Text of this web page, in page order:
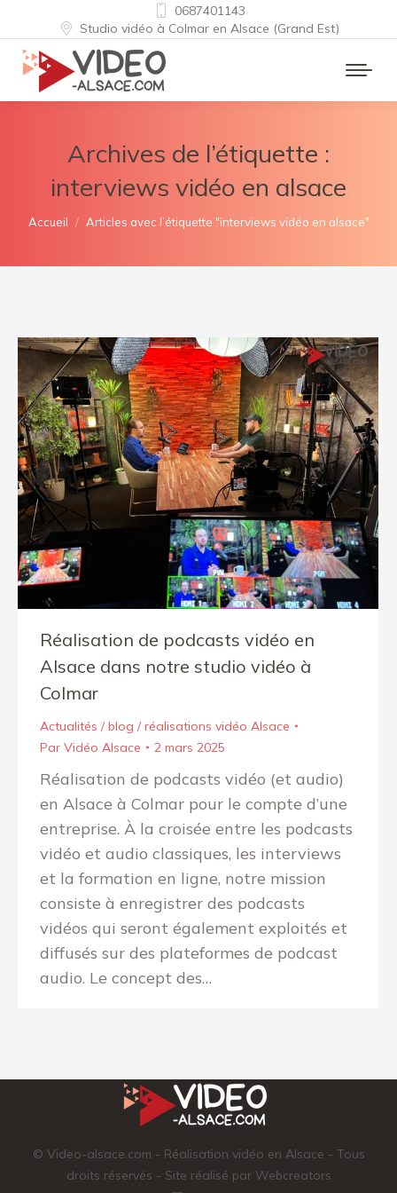
0687401143
Studio vidéo à Colmar en Alsace (Grand Est)
Archives de l’étiquette :
interviews vidéo en alsace
Vous êtes ici :
Accueil Articles avec l’étiquette "interviews vidéo en alsace"
Réalisation de podcasts vidéo en
Alsace dans notre studio vidéo à
Colmar
Actualités / blog / réalisations vidéo Alsace
Par Vidéo Alsace 2 mars 2025
Réalisation de podcasts vidéo (et audio)
en Alsace à Colmar pour le compte d’une
entreprise. À la croisée entre les podcasts
vidéo et audio classiques, les interviews
et la formation en ligne, notre mission
consiste à enregistrer des podcasts
vidéos qui seront également exploités et
diffusés sur des plateformes de podcast
audio. Le concept des…
© Video-alsace.com - Réalisation vidéo en Alsace - Tous
droits réservés - Site réalisé par Webcreators